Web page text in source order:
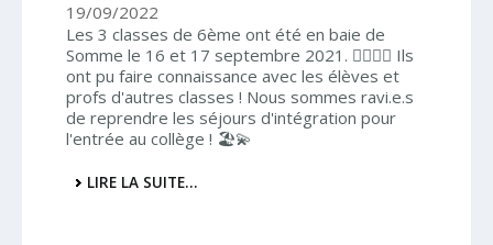
19/09/2022
Les 3 classes de 6ème ont été en baie de
Somme le 16 et 17 septembre 2021. 🚣‍♀️🚣‍♂️ Ils
ont pu faire connaissance avec les élèves et
profs d'autres classes ! Nous sommes ravi.e.s
de reprendre les séjours d'intégration pour
l'entrée au collège ! 🏖💫
WEEK-
LIRE LA SUITE…